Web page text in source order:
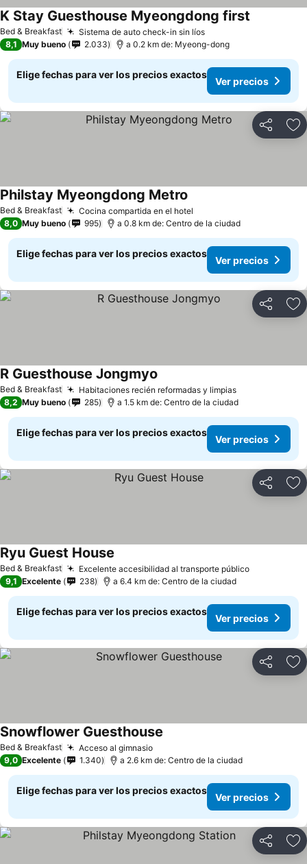
Bed & Breakfast Sistema de auto check-in sin líosVer precios
K Stay Guesthouse Myeongdong first
8,1 Muy bueno 2.033 a 0.2 km de: Myeong-dong
Elige fechas para ver los precios exactos
Ver precios
Compartir
Bed & Breakfast Cocina compartida en el hotel
Philstay Myeongdong Metro
8,0 Muy bueno 995 a 0.8 km de: Centro de la ciudad
Elige fechas para ver los precios exactos
Ver precios
Compartir
Bed & Breakfast Habitaciones recién reformadas y limpiasVer precios
R Guesthouse Jongmyo
8,2 Muy bueno 285 a 1.5 km de: Centro de la ciudad
Elige fechas para ver los precios exactos
Ver precios
Compartir
Bed & Breakfast Excelente accesibilidad al transporte públicoVer precios
Ryu Guest House
9,1 Excelente 238 a 6.4 km de: Centro de la ciudad
Elige fechas para ver los precios exactos
Ver precios
Compartir
Bed & Breakfast Acceso al gimnasioVer precios
Snowflower Guesthouse
9,0 Excelente 1.340 a 2.6 km de: Centro de la ciudad
Elige fechas para ver los precios exactos
Ver precios
Compartir